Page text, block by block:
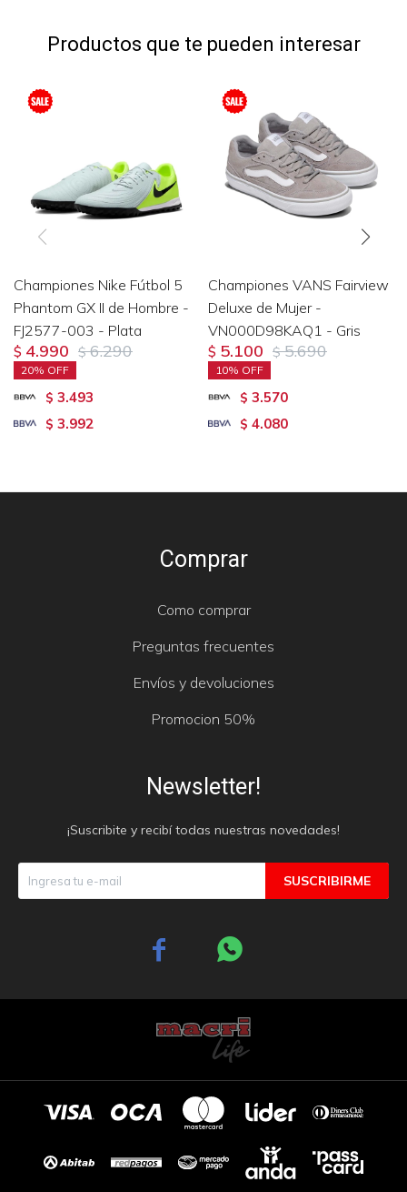
Productos que te pueden interesar
Championes Nike Fútbol 5
Phantom GX II de Hombre -
FJ2577-003 - Plata
$ 4.990 $ 6.290
20
$ 3.493
$ 3.992
Championes VANS Fairview
Deluxe de Mujer -
VN000D98KAQ1 - Gris
$ 5.100 $ 5.690
10
$ 3.570
$ 4.080
Comprar
Como comprar
Preguntas frecuentes
Envíos y devoluciones
Promocion 50%
Newsletter!
¡Suscribite y recibí todas nuestras novedades!
SUSCRIBIRME
 